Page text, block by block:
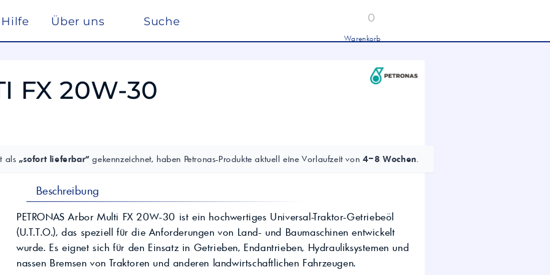
Hilfe Über uns Suche 0
Warenkorb
Pflege, Reinigung und Optimierung
Industrieöle
Traktoröle
Motorrad
Hydrauliköle
Schmierfette
Spezialöle
Wasseraufbereitung
Industriechemie
Futtermittel
Kosmetik
Entschwefelung
und Farbmittel für
Individuelle Lösungen
Liter
Hochwertige Industrieöle von Mobil und
Petronas für Hydraulik, Getriebe und
schwere Nutzfahrzeuge
Landwirtschaft
elf Glysantin
REFLEX Total
VW
FX 20W-30
als„sofort lieferbar“ gekennzeichnet, haben Petronas-Produkte aktuell eine Vorlaufzeit von 4–8 Wochen
Beschreibung
PETRONAS Arbor Multi FX 20W-30 ist ein hochwertiges Universal-Traktor-Getriebeöl
(U.T.T.O.), das speziell für die Anforderungen von Land- und Baumaschinen entwickelt
wurde. Es eignet sich für den Einsatz in Getrieben, Endantrieben, Hydrauliksystemen und
nassen Bremsen von Traktoren und anderen landwirtschaftlichen Fahrzeugen.